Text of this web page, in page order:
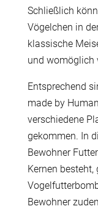
Schließlich
Vögelchen in
klassische
und womöglich
Entsprechend
made by
verschiedene
gekommen. In
Bewohner
Kernen
Bewohner